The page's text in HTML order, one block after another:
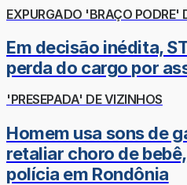
EXPURGADO 'BRAÇO PODRE'
Em decisão inédita,
perda do cargo por
'PRESEPADA' DE VIZINHOS
Homem usa sons de
retaliar choro de
polícia em Rondônia